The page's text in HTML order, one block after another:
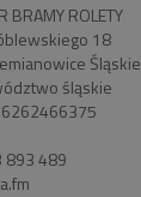
BRAMY ROLETY
18
Śląskie
śląskie
6262466375
893 489